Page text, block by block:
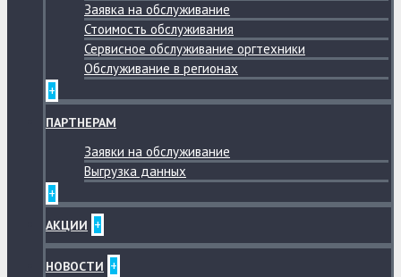
Заявка на обслуживание
Стоимость обслуживания
Сервисное обслуживание оргтехники
Обслуживание в регионах
+
ПАРТНЕРАМ
Заявки на обслуживание
Выгрузка данных
+
АКЦИИ +
НОВОСТИ +